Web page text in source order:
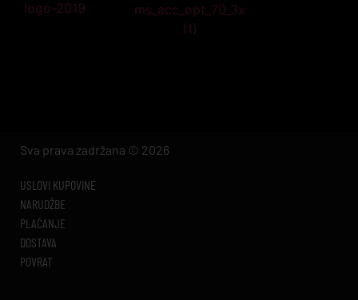
Sva prava zadržana © 2026
USLOVI KUPOVINE
NARUDŽBE
PLAĆANJE
DOSTAVA
POVRAT